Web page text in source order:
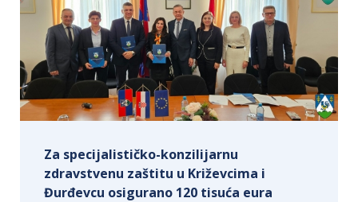
Za specijalističko-konzilijarnu
zdravstvenu zaštitu u Križevcima i
Đurđevcu osigurano 120 tisuća eura